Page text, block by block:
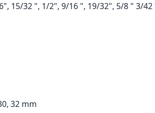
15/32 ", 1/2", 9/16 ", 19/32", 5/8 " 3/
32 mm